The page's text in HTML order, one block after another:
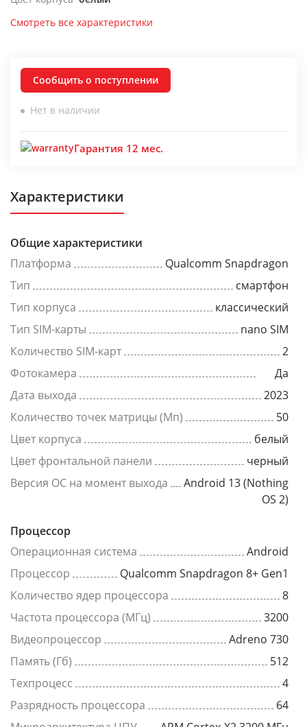
Смотреть все характеристики
Сообщить о поступлении
Нет в наличии
Гарантия 12 мес.
Характеристики
Общие характеристики
Платформа
Qualcomm Snapdragon
Тип
смартфон
Тип корпуса
классический
Тип SIM-карты
nano SIM
Количество SIM-карт
2
Фотокамера
Да
Дата выхода
2023
Количество точек матрицы (Мп)
50
Цвет корпуса
белый
Цвет фронтальной панели
черный
Версия ОС на момент выхода
Android 13 (Nothing
OS 2)
Процессор
Операционная система
Android
Процессор
Qualcomm Snapdragon 8+ Gen1
Количество ядер процессора
8
Частота процессора (МГц)
3200
Видеопроцессор
Adreno 730
Память (Гб)
512
Техпроцесс
4
Разрядность процессора
64